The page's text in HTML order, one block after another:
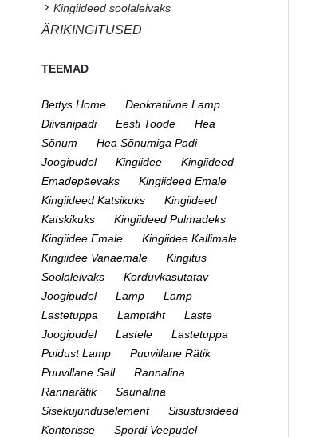
Kingiideed soolaleivaks
ÄRIKINGITUSED
TEEMAD
Bettys Home
Deokratiivne Lamp
Diivanipadi
Eesti Toode
Hea
Sõnum
Hea Sõnumiga Padi
Joogipudel
Kingiidee
Kingiideed
Emadepäevaks
Kingiideed Emale
Kingiideed Katsikuks
Kingiideed
Katskikuks
Kingiideed Pulmadeks
Kingiidee Emale
Kingiidee Kallimale
Kingiidee Vanaemale
Kingitus
Soolaleivaks
Korduvkasutatav
Joogipudel
Lamp
Lamp
Lastetuppa
Lamptäht
Laste
Joogipudel
Lastele
Lastetuppa
Puidust Lamp
Puuvillane Rätik
Puuvillane Sall
Rannalina
Rannarätik
Saunalina
Sisekujunduselement
Sisustusideed
Kontorisse
Spordi Veepudel